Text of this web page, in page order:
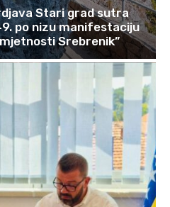
Stari grad sutra
po nizu manifestaciju
Srebrenik”